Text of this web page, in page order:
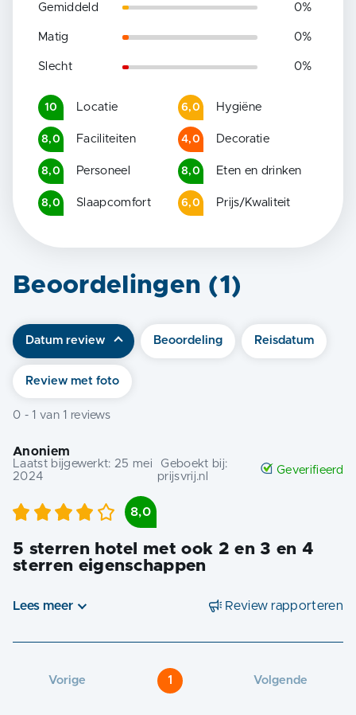
Gemiddeld 0%
Matig 0%
Slecht 0%
10 Locatie 6,0 Hygiëne
8,0 Faciliteiten 4,0 Decoratie
8,0 Personeel 8,0 Eten en drinken
8,0 Slaapcomfort 6,0 Prijs/Kwaliteit
Beoordelingen (1 )
Datum review Beoordeling Reisdatum
Review met foto
0 - 1 van 1 reviews
Anoniem
Laatst bijgewerkt: 25 mei
2024
Geboekt bij:
prijsvrij.nl
Geverifieerd
8,0
5 sterren hotel met ook 2 en 3 en 4
sterren eigenschappen
Lees meer Review rapporteren
Vorige 1 Volgende